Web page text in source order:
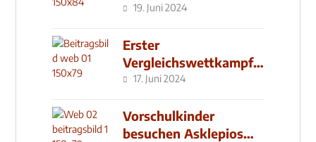
19. Juni 2024
Erster
Vergleichswettkampf
seit 2019
17. Juni 2024
Vorschulkinder
besuchen Asklepios